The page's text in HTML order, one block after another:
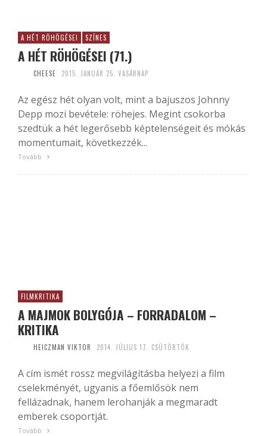
A HÉT RÖHÖGÉSEI SZÍNES
A HÉT RÖHÖGÉSEI (71.)
CHEESE 2015. JANUÁR 25. VASÁRNAP
Az egész hét olyan volt, mint a bajuszos Johnny
Depp mozi bevétele: röhejes. Megint csokorba
szedtük a hét legerősebb képtelenségeit és mókás
momentumait, következzék...
Tovább
FILMKRITIKA
A MAJMOK BOLYGÓJA – FORRADALOM –
KRITIKA
HEICZMAN VIKTOR 2014. JÚLIUS 17. CSÜTÖRTÖK
A cím ismét rossz megvilágításba helyezi a film
cselekményét, ugyanis a főemlősök nem
fellázadnak, hanem lerohanják a megmaradt
emberek csoportját.
Tovább